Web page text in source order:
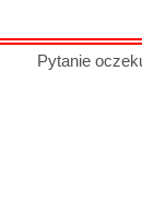
Pytanie